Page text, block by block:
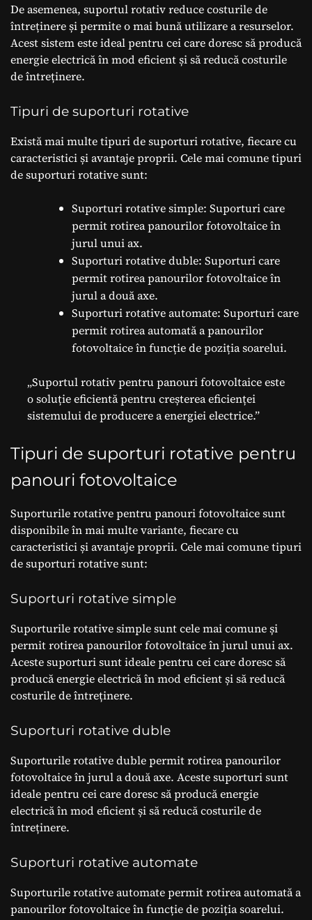
De asemenea, suportul rotativ reduce costurile de
întreținere și permite o mai bună utilizare a resurselor.
Acest sistem este ideal pentru cei care doresc să producă
energie electrică în mod eficient și să reducă costurile
de întreținere.
Tipuri de suporturi rotative
Există mai multe tipuri de suporturi rotative, fiecare cu
caracteristici și avantaje proprii. Cele mai comune tipuri
de suporturi rotative sunt:
Suporturi rotative simple: Suporturi care
permit rotirea panourilor fotovoltaice în
jurul unui ax.
Suporturi rotative duble: Suporturi care
permit rotirea panourilor fotovoltaice în
jurul a două axe.
Suporturi rotative automate: Suporturi care
permit rotirea automată a panourilor
fotovoltaice în funcție de poziția soarelui.
„Suportul rotativ pentru panouri fotovoltaice este
o soluție eficientă pentru creșterea eficienței
sistemului de producere a energiei electrice.”
Tipuri de suporturi rotative pentru
panouri fotovoltaice
Suporturile rotative pentru panouri fotovoltaice sunt
disponibile în mai multe variante, fiecare cu
caracteristici și avantaje proprii. Cele mai comune tipuri
de suporturi rotative sunt:
Suporturi rotative simple
Suporturile rotative simple sunt cele mai comune și
permit rotirea panourilor fotovoltaice în jurul unui ax.
Aceste suporturi sunt ideale pentru cei care doresc să
producă energie electrică în mod eficient și să reducă
costurile de întreținere.
Suporturi rotative duble
Suporturile rotative duble permit rotirea panourilor
fotovoltaice în jurul a două axe. Aceste suporturi sunt
ideale pentru cei care doresc să producă energie
electrică în mod eficient și să reducă costurile de
întreținere.
Suporturi rotative automate
Suporturile rotative automate permit rotirea automată a
panourilor fotovoltaice în funcție de poziția soarelui.